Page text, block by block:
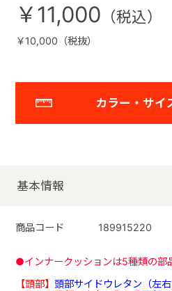
￥11,000
￥10,000（税抜）
カラー・サイ
基本情報
商品コード 189915220
●インナークッションは5種類の部
【頭部】 頭部サイドウレタン（左右